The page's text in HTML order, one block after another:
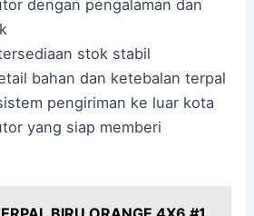
dengan pengalaman dan
stok stabil
bahan dan ketebalan terpal
pengiriman ke luar kota
yang siap memberi